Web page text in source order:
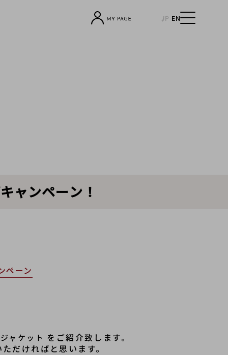
JP EN
ャンペーン！
ペーン
ャケット をご紹介致します。
だければと思います。